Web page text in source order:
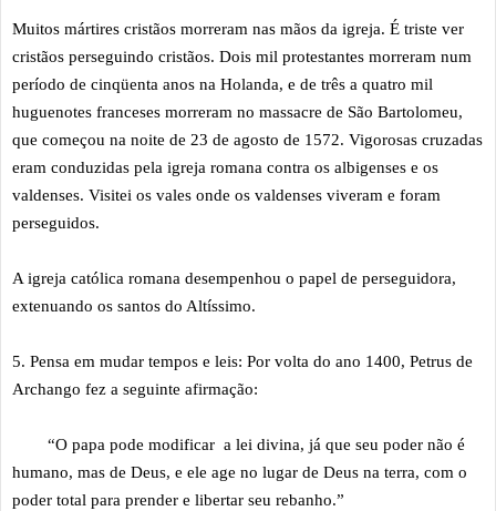
Muitos mártires cristãos morreram nas mãos da igreja. É triste ver
cristãos perseguindo cristãos. Dois mil protestantes morreram num
período de cinqüenta anos na Holanda, e de três a quatro mil
huguenotes franceses morreram no massacre de São Bartolomeu,
que começou na noite de 23 de agosto de 1572. Vigorosas cruzadas
eram conduzidas pela igreja romana contra os albigenses e os
valdenses. Visitei os vales onde os valdenses viveram e foram
perseguidos.
A igreja católica romana desempenhou o papel de perseguidora,
extenuando os santos do Altíssimo.
5. Pensa em mudar tempos e leis: Por volta do ano 1400, Petrus de
Archango fez a seguinte afirmação:
“O papa pode modificar a lei divina, já que seu poder não é
humano, mas de Deus, e ele age no lugar de Deus na terra, com o
poder total para prender e libertar seu rebanho.”